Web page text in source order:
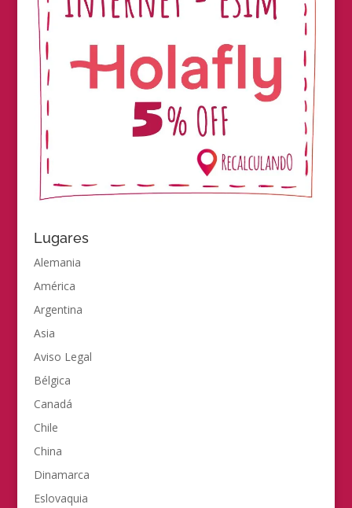
Lugares
Alemania
América
Argentina
Asia
Aviso Legal
Bélgica
Canadá
Chile
China
Dinamarca
Eslovaquia